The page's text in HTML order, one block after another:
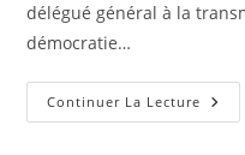
délégué général à la
démocratie…
Continuer La Lecture La
MAG